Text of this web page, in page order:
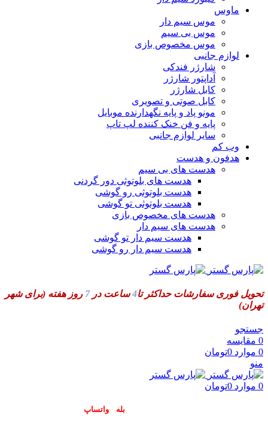
ماوس
موس سیم دار
موس بی سیم
موس مخصوص بازی
لوازم جانبی
شارژر فندکی
آداپتور شارژر
کابل شارژر
کابل صوتی و تصویری
مونو پاد و پایه نگهدارنده موبایل
پایه و فن خنک کننده لپ تاپ
سایر لوازم جانبی
وب کم
هدفون و هدست
هدست های بی سیم
هدست های بلوتوثی دور گردنی
هدست بلوتوثی رو گوشی
هدست بلوتوثی تو گوشی
هدست های مخصوص بازی
هدست های سیم دار
هدست سیم دار تو گوشی
هدست سیم دار رو گوشی
تحویل فوری سفارشات حداکثر تا4ساعت در7 روز هفته (برای شهر
تهران)
جستجو
0 مقایسه
0 موارد 0تومان
منو
0 موارد 0تومان
بله واتساپ